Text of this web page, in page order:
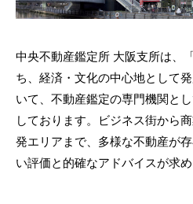
中央不動産鑑定所 大阪支所は、
ち、経済・文化の中心地として
いて、不動産鑑定の専門機関と
しております。ビジネス街から
発エリアまで、多様な不動産が
い評価と的確なアドバイスが求め